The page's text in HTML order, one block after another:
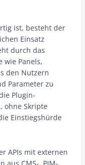
ist, besteht der
Einsatz
durch das
wie Panels,
den Nutzern
Parameter zu
Plugin-
ohne Skripte
Einstiegshürde
APIs mit externen